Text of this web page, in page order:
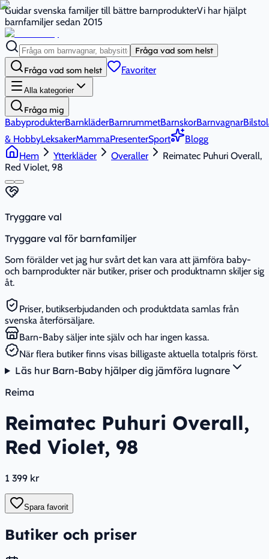
Guidar svenska familjer till bättre barnprodukterVi har hjälpt
barnfamiljer sedan 2015
Fråga vad som helst
Fråga vad som helst Favoriter
Alla kategorier
Fråga mig
BabyprodukterBarnkläderBarnrummetBarnskorBarnvagnar
& HobbyLeksakerMammaPresenterSport
Blogg
Hem
Ytterkläder Overaller
Reimatec Puhuri Overall,
Red Violet, 98
Tryggare val
Tryggare val för barnfamiljer
Som förälder vet jag hur svårt det kan vara att jämföra baby-
och barnprodukter när butiker, priser och produktnamn skiljer sig
åt.
Priser, butikserbjudanden och produktdata samlas från
svenska återförsäljare.
Barn-Baby säljer inte själv och har ingen kassa.
När flera butiker finns visas billigaste aktuella totalpris först.
Läs hur Barn-Baby hjälper dig jämföra lugnare
Reima
Reimatec Puhuri Overall,
Red Violet, 98
1 399 kr
Spara favorit
Butiker och priser